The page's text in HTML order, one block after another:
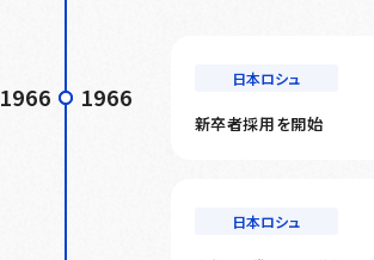
1966 1966
日本ロシュ
新卒者採用を開始
日本ロシュ